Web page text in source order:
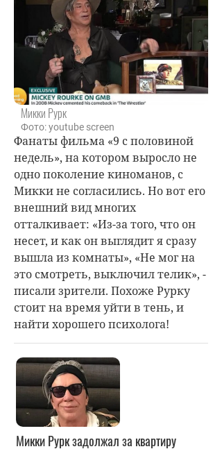
Микки Рурк
Фото: youtube screen
Фанаты фильма «9 с половиной
недель», на котором выросло не
одно поколение киноманов, с
Микки не согласились. Но вот его
внешний вид многих
отталкивает: «Из-за того, что он
несет, и как он выглядит я сразу
вышла из комнаты», «Не мог на
это смотреть, выключил телик», -
писали зрители. Похоже Рурку
стоит на время уйти в тень, и
найти хорошего психолога!
Микки Рурк задолжал за квартиру